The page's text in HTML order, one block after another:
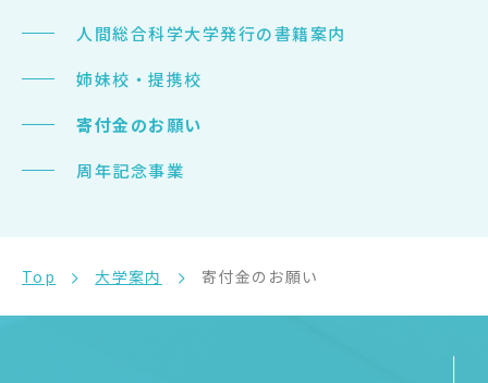
人間総合科学大学発行の書籍案内
姉妹校・提携校
寄付金のお願い
周年記念事業
Top 大学案内 寄付金のお願い